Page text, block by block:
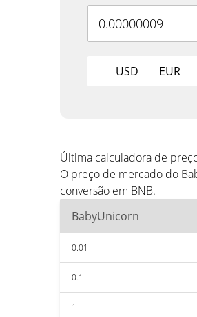
USD EUR
Última calculadora de
O preço de mercado do
conversão em BNB.
BabyUnicorn
0.01
0.1
1